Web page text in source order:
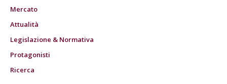
Mercato
Attualità
Legislazione & Normativa
Protagonisti
Ricerca